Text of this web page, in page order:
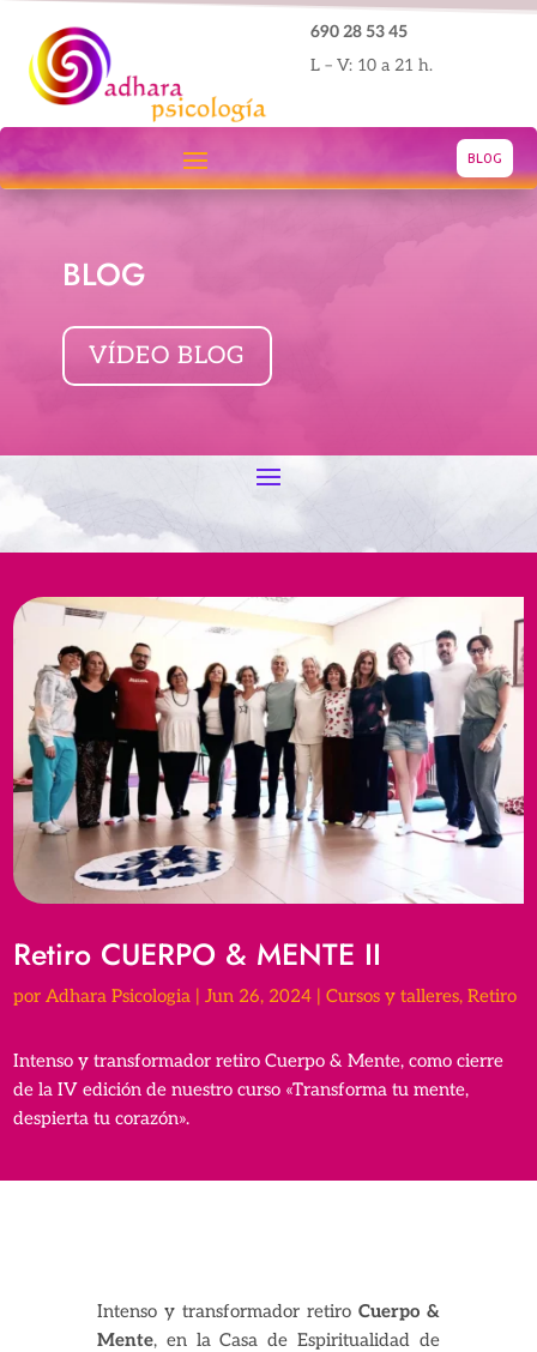
690 28 53 45
L – V: 10 a 21 h.
BLOG
BLOG
VÍDEO BLOG
Retiro CUERPO & MENTE II
porAdhara Psicologia |Jun 26, 2024 |Cursos y talleres,Retiro
Intenso y transformador retiro Cuerpo & Mente, como cierre
de la IV edición de nuestro curso «Transforma tu mente,
despierta tu corazón».
Intenso y transformador retiroCuerpo &
Mente, en la Casa de Espiritualidad de